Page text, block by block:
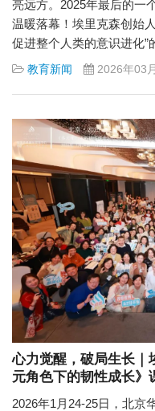
亮远方。2025年最后的一
温暖落幕！埃里克森创始
促进整个人类的意识进化”
教育新闻 2026年03
心力觉醒，破局生长｜
元角色下的韧性成长》
2026年1月24-25日，北京